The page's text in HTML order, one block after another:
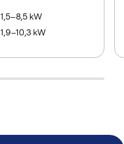
1,5–8,5 kW
1,9–10,3 kW